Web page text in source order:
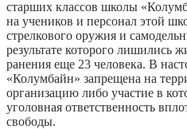
старших классов школы
на учеников и персонал этой
стрелкового оружия и
результате которого лишились
ранения еще 23 человека. В
«Колумбайн» запрещена на
организацию либо участие в
уголовная ответственность
свободы.